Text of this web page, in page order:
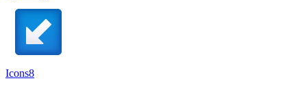
Icons8